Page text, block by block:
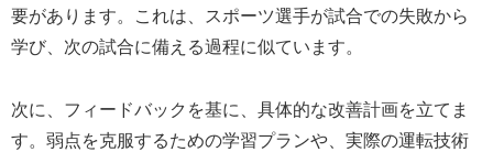
要があります。これは、スポーツ選手が試合での失敗から
学び、次の試合に備える過程に似ています。
次に、フィードバックを基に、具体的な改善計画を立てま
す。弱点を克服するための学習プランや、実際の運転技術